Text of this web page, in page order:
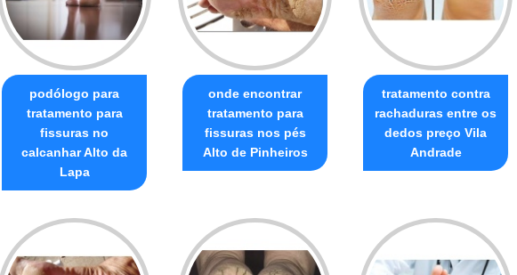
podólogo para
tratamento para
fissuras no
calcanhar Alto da
Lapa
onde encontrar
tratamento para
fissuras nos pés
Alto de Pinheiros
tratamento contra
rachaduras entre os
dedos preço Vila
Andrade